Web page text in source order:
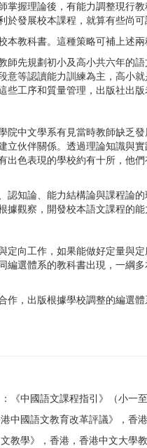
握理論後，有能力調整現行教
於發展校本課程，就算有些尚
教科書。這種策略可補上述兩
先規劃初小及高小共六年的語
意等認讀能力訓練為主，高小
些工序和質量管理，出版社出
中文學系有見當時教師缺乏發
立伙伴關係。透過理論知識與
出色表現的學校約有十所，他
知論、能力結構論與課程論的
據觀察，開發校本語文課程的能
向工作，如果能做好定量與定
編選體系的教科書出現，一綱
，出版根據學校調整的編選體
《中國語文課程指引》（小一
中國語文教育改革評議》，香
教學》，香港，香港中文大學